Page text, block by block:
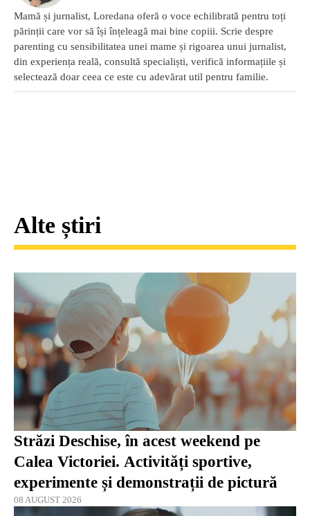
Mamă și jurnalist, Loredana oferă o voce echilibrată pentru toți
părinții care vor să își înțeleagă mai bine copiii. Scrie despre
parenting cu sensibilitatea unei mame și rigoarea unui jurnalist,
din experiența reală, consultă specialiști, verifică informațiile și
selectează doar ceea ce este cu adevărat util pentru familie.
Alte știri
Străzi Deschise, în acest weekend pe
Calea Victoriei. Activități sportive,
experimente și demonstrații de pictură
08 AUGUST 2026